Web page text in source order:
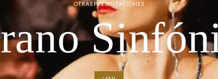
OTRAS PRESENTACIONES